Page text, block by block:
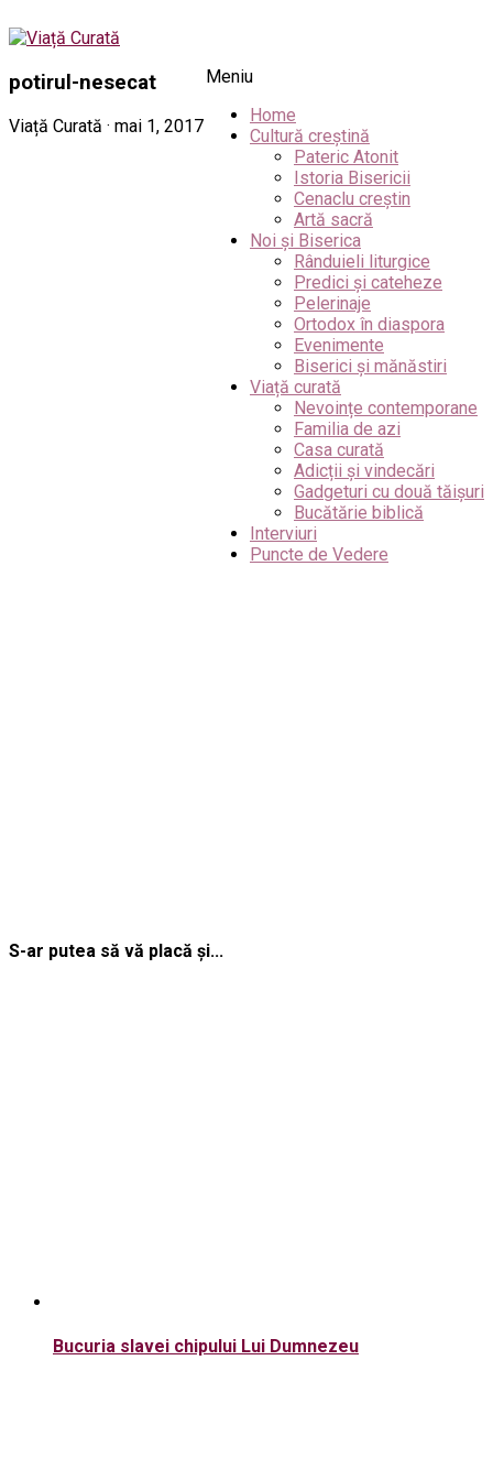
Meniu
Home
Cultură creștină
Pateric Atonit
Istoria Bisericii
Cenaclu creștin
Artă sacră
Noi și Biserica
Rânduieli liturgice
Predici și cateheze
Pelerinaje
Ortodox în diaspora
Evenimente
Biserici și mănăstiri
Viață curată
Nevoințe contemporane
Familia de azi
Casa curată
Adicții și vindecări
Gadgeturi cu două tăișuri
Bucătărie biblică
Interviuri
Puncte de Vedere
potirul-nesecat
Viață Curată · mai 1, 2017
S-ar putea să vă placă și...
Bucuria slavei chipului Lui Dumnezeu